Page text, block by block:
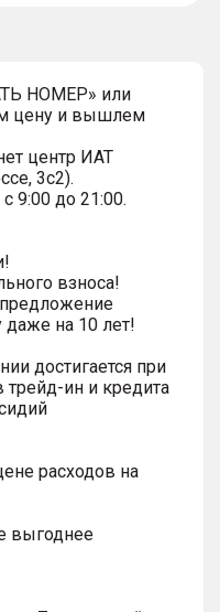
НОМЕР» или
цену и вышлем
центр ИАТ
3с2).
9:00 до 21:00.
взноса!
даже на 10 лет!
достигается при
трейд-ин и кредита
расходов на
выгоднее